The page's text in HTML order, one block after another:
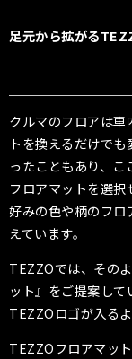
足元から拡がる
クルマのフロアは車
トを換えるだけで
ったこともあり、
フロアマットを選
好みの色や柄のフロ
えています。
TEZZOでは、その
ット』をご提案し
TEZZOロゴが入る
TEZZOフロアマッ